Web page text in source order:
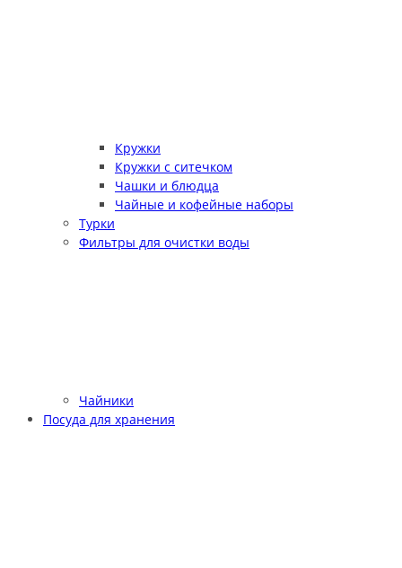
Кружки
Кружки с ситечком
Чашки и блюдца
Чайные и кофейные наборы
Турки
Фильтры для очистки воды
Чайники
Посуда для хранения